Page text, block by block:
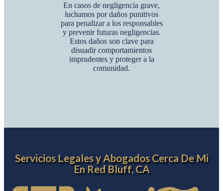
En casos de negligencia grave,
luchamos por daños punitivos
para penalizar a los responsables
y prevenir futuras negligencias.
Estos daños son clave para
disuadir comportamientos
imprudentes y proteger a la
comunidad.
Servicios Legales y Abogados Cerca De Mi
En Red Bluff, CA